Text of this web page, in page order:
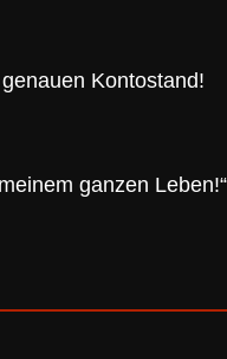
Kontostand!
ganzen Leben!“